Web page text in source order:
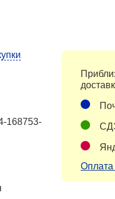
168753-
Оплата